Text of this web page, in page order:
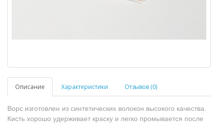
Описание Характеристики Отзывов (0)
Ворс изготовлен из синтетических волокон высокого качества.
Кисть хорошо удерживает краску и легко промывается после